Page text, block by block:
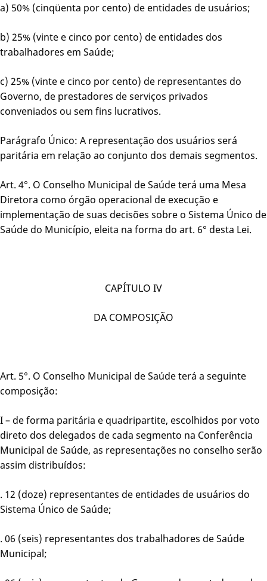
a) 50% (cinqüenta por cento) de entidades de usuários;
b) 25% (vinte e cinco por cento) de entidades dos
trabalhadores em Saúde;
c) 25% (vinte e cinco por cento) de representantes do
Governo, de prestadores de serviços privados
conveniados ou sem fins lucrativos.
Parágrafo Único: A representação dos usuários será
paritária em relação ao conjunto dos demais segmentos.
Art. 4°. O Conselho Municipal de Saúde terá uma Mesa
Diretora como órgão operacional de execução e
implementação de suas decisões sobre o Sistema Único de
Saúde do Município, eleita na forma do art. 6° desta Lei.
CAPÍTULO IV
DA COMPOSIÇÃO
Art. 5°. O Conselho Municipal de Saúde terá a seguinte
composição:
I – de forma paritária e quadripartite, escolhidos por voto
direto dos delegados de cada segmento na Conferência
Municipal de Saúde, as representações no conselho serão
assim distribuídos:
. 12 (doze) representantes de entidades de usuários do
Sistema Único de Saúde;
. 06 (seis) representantes dos trabalhadores de Saúde
Municipal;